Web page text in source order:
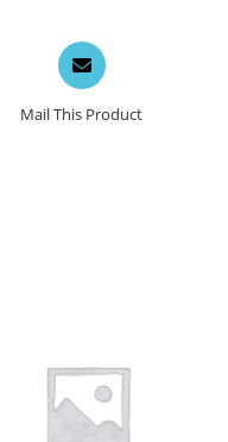
Opens
in
a
new
Mail This Product